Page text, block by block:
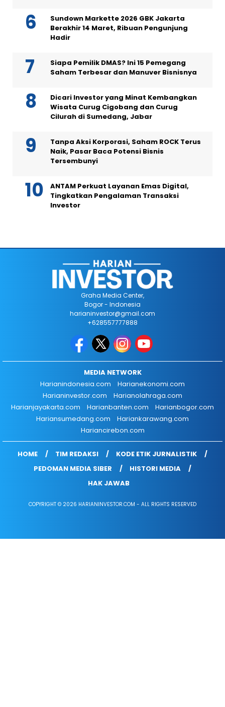
Sundown Markette 2026 GBK Jakarta
Berakhir 14 Maret, Ribuan Pengunjung
Hadir
Siapa Pemilik DMAS? Ini 15 Pemegang
Saham Terbesar dan Manuver Bisnisnya
Dicari Investor yang Minat Kembangkan
Wisata Curug Cigobang dan Curug
Cilurah di Sumedang, Jabar
Tanpa Aksi Korporasi, Saham ROCK Terus
Naik, Pasar Baca Potensi Bisnis
Tersembunyi
ANTAM Perkuat Layanan Emas Digital,
Tingkatkan Pengalaman Transaksi
Investor
Graha Media Center,
Bogor - Indonesia
harianinvestor@gmail.com
+628557777888
MEDIA NETWORK
Harianindonesia.com
Harianekonomi.com
Harianinvestor.com
Harianolahraga.com
Harianjayakarta.com
Harianbanten.com
Harianbogor.com
Hariansumedang.com
Hariankarawang.com
Hariancirebon.com
HOME TIM REDAKSI
KODE ETIK JURNALISTIK
PEDOMAN MEDIA SIBER
HISTORI MEDIA
HAK JAWAB
COPYRIGHT © 2026 HARIANINVESTOR.COM - ALL RIGHTS RESERVED